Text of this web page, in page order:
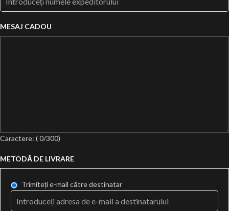
MESAJ CADOU
Caractere: (0/300)
METODĂ DE LIVRARE
Trimiteți e-mail către destinatar